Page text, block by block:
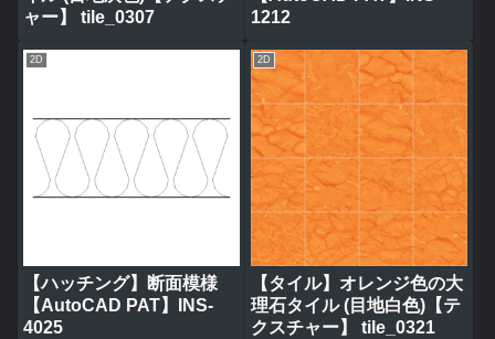
ャー】 tile_0307
1212
2D
【ハッチング】断面模様
【AutoCAD PAT】INS-
4025
2D
【タイル】オレンジ色の大
理石タイル (目地白色)【テ
クスチャー】 tile_0321